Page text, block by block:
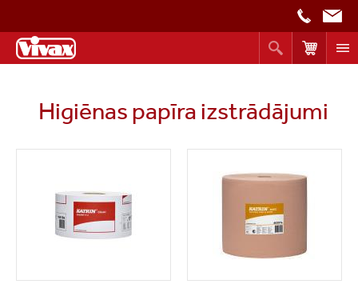
Higiēnas papīra izstrādājumi